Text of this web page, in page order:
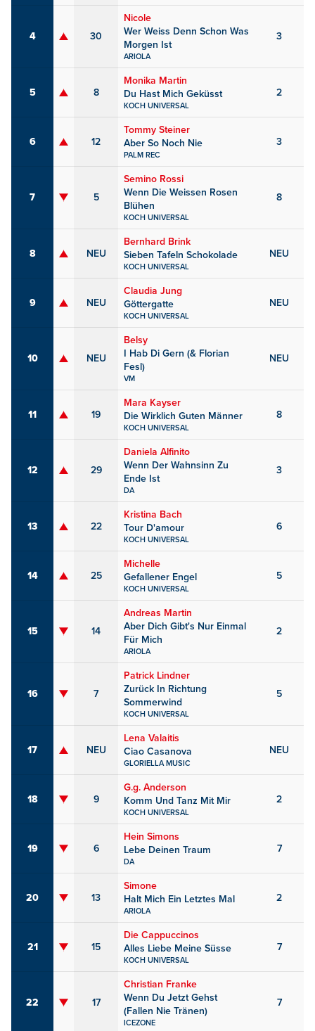
4 30
Nicole
Wer Weiss Denn Schon Was
Morgen Ist
ARIOLA
3
5 8
Monika Martin
Du Hast Mich Geküsst
KOCH UNIVERSAL
2
6 12
Tommy Steiner
Aber So Noch Nie
PALM REC
3
7 5
Semino Rossi
Wenn Die Weissen Rosen
Blühen
KOCH UNIVERSAL
8
8 NEU
Bernhard Brink
Sieben Tafeln Schokolade
KOCH UNIVERSAL
NEU
9 NEU
Claudia Jung
Göttergatte
KOCH UNIVERSAL
NEU
10 NEU
Belsy
I Hab Di Gern (& Florian
Fesl)
VM
NEU
11 19
Mara Kayser
Die Wirklich Guten Männer
KOCH UNIVERSAL
8
12 29
Daniela Alfinito
Wenn Der Wahnsinn Zu
Ende Ist
DA
3
13 22
Kristina Bach
Tour D'amour
KOCH UNIVERSAL
6
14 25
Michelle
Gefallener Engel
KOCH UNIVERSAL
5
15 14
Andreas Martin
Aber Dich Gibt's Nur Einmal
Für Mich
ARIOLA
2
16 7
Patrick Lindner
Zurück In Richtung
Sommerwind
KOCH UNIVERSAL
5
17 NEU
Lena Valaitis
Ciao Casanova
GLORIELLA MUSIC
NEU
18 9
G.g. Anderson
Komm Und Tanz Mit Mir
KOCH UNIVERSAL
2
19 6
Hein Simons
Lebe Deinen Traum
DA
7
20 13
Simone
Halt Mich Ein Letztes Mal
ARIOLA
2
21 15
Die Cappuccinos
Alles Liebe Meine Süsse
KOCH UNIVERSAL
7
22 17
Christian Franke
Wenn Du Jetzt Gehst
(Fallen Nie Tränen)
ICEZONE
7